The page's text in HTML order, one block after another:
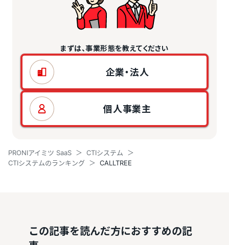
まずは、事業形態を教えてください
企業・法人
個人事業主
PRONIアイミツ SaaS
CTIシステム
CTIシステムのランキング
CALLTREE
この記事を読んだ方におすすめの記